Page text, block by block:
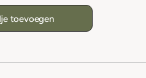
toevoegen